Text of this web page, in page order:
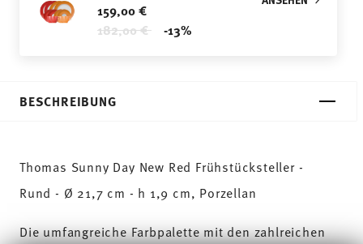
159,00 €
Price reduced from
182,00 €to -13%
BESCHREIBUNG
Thomas Sunny Day New Red Frühstücksteller -
Rund - Ø 21,7 cm - h 1,9 cm, Porzellan
Die umfangreiche Farbpalette mit den zahlreichen